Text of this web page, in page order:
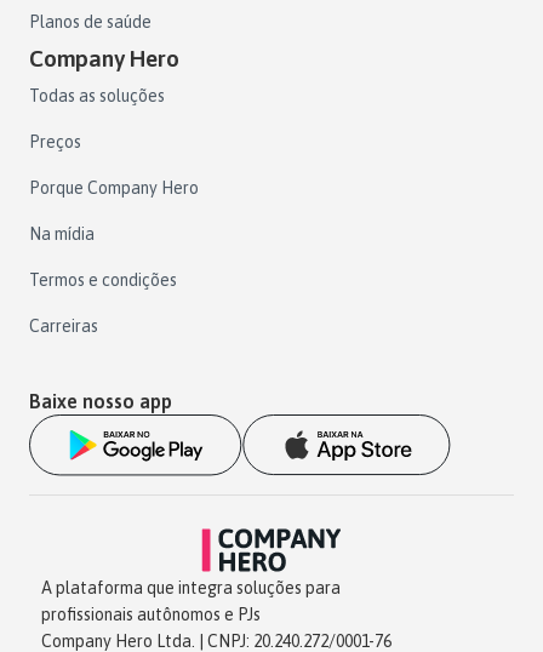
Planos de saúde
Company Hero
Todas as soluções
Preços
Porque Company Hero
Na mídia
Termos e condições
Carreiras
Baixe nosso app
A plataforma que integra soluções para
profissionais autônomos e PJs
Company Hero Ltda. | CNPJ: 20.240.272/0001-76